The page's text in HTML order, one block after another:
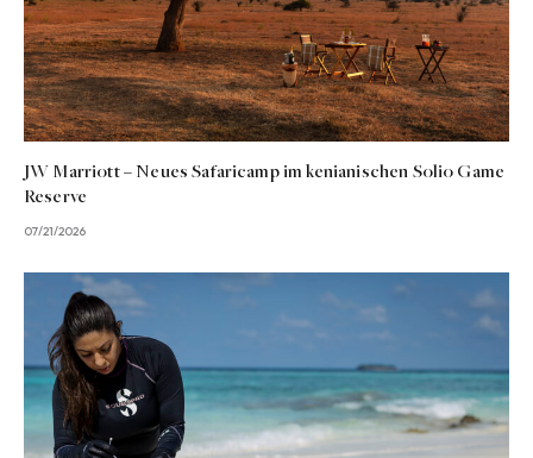
JW Marriott – Neues Safaricamp im kenianischen Solio Game
Reserve
07/21/2026